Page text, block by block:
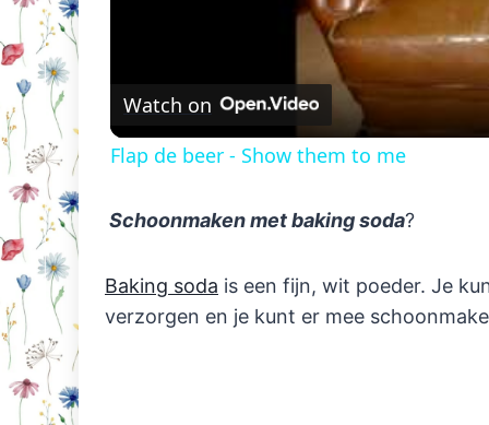
Watch on
Flap de beer - Show them to me
Schoonmaken met baking soda?
Baking soda is een fijn, wit poeder. Je
verzorgen en je kunt er mee